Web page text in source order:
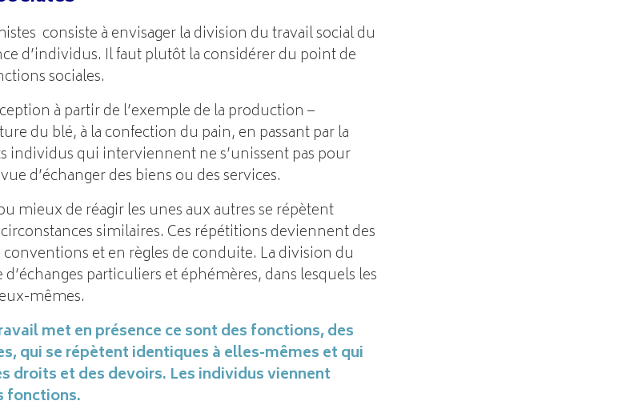
consiste à envisager la division du travail social du
d’individus. Il faut plutôt la considérer du point de
sociales.
à partir de l’exemple de la production –
du blé, à la confection du pain, en passant par la
individus qui interviennent ne s’unissent pas pour
d’échanger des biens ou des services.
mieux de réagir les unes aux autres se répètent
similaires. Ces répétitions deviennent des
et en règles de conduite. La division du
particuliers et éphémères, dans lesquels les
mêmes.
met en présence ce sont des fonctions, des
qui se répètent identiques à elles-mêmes et qui
droits et des devoirs. Les individus viennent
fonctions.